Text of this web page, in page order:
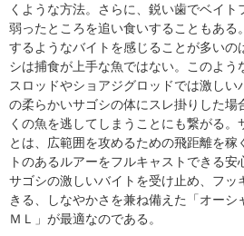
くような方法。さらに、鋭い歯でベイト
弱ったところを追い食いすることもある
するようなバイトを感じることが多いの
シは捕食が上手な魚ではない。このよう
スロッドやショアジグロッドでは激し
の柔らかいサゴシの体にスレ掛りした場
くの魚を逃してしまうことにも繋がる。
とは、広範囲を攻めるための飛距離を稼
トのあるルアーをフルキャストできる安
サゴシの激しいバイトを受け止め、フッ
きる、しなやかさを兼ね備えた「オーシ
ＭＬ」が最適なのである。